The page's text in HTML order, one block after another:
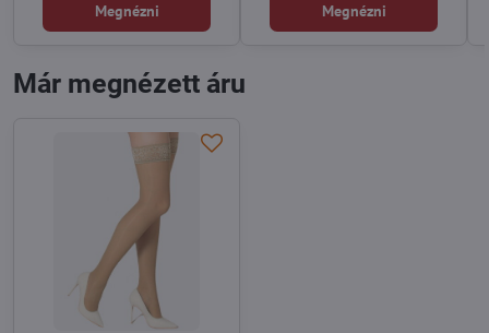
Megnézni Megnézni
Már megnézett áru